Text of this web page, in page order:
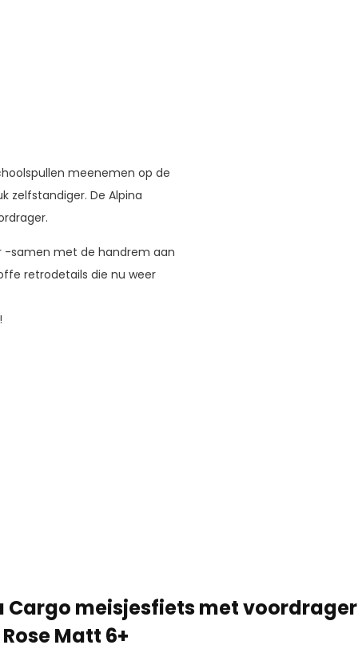
meenemen op de
zelfstandiger. De Alpina
-samen met de handrem aan
retrodetails die nu weer
Cargo meisjesfiets met voordrager
Matt 6+